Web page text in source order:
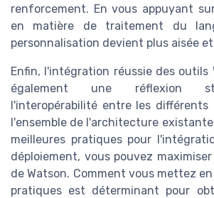
renforcement. En vous appuyant
en matière de traitement du
personnalisation devient plus aisée
Enfin, l'intégration réussie des outils
également une réflexion
l'interopérabilité entre les différents
l'ensemble de l'architecture
meilleures pratiques pour
déploiement, vous pouvez
de Watson. Comment vousmettez en
pratiques est déterminant pour